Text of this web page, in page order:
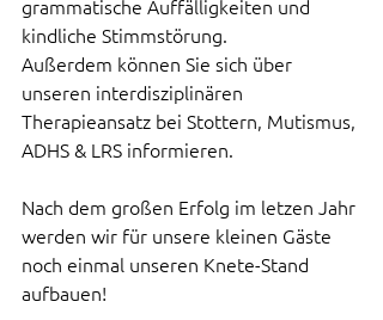
grammatische Auffälligkeiten und
kindliche Stimmstörung.
Außerdem können Sie sich über
unseren interdisziplinären
Therapieansatz bei Stottern, Mutismus,
ADHS & LRS informieren.
Nach dem großen Erfolg im letzen Jahr
werden wir für unsere kleinen Gäste
noch einmal unseren Knete-Stand
aufbauen!